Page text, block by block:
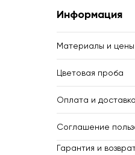
Информация
Материалы и цены
Цветовая проба
Оплата и доставка
Соглашение
Гарантия и